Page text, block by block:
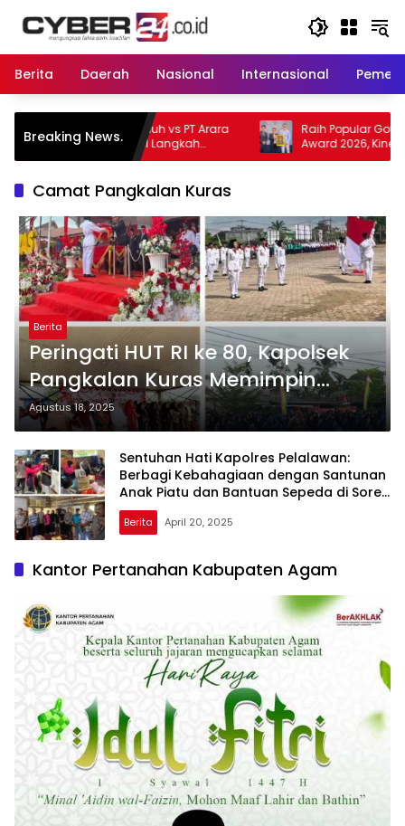
Berita
Daerah Nasional Internasional
Breaking News.
vs PT Arara
Langkah
Raih Popular Government Institutions
Award 2026, Kinerja Komunikasi Publik
Kementerian ATR/BPN Kembali Diakui
Camat Pangkalan Kuras
Berita
Peringati HUT RI ke 80, Kapolsek
Pangkalan Kuras Memimpin
Upacara Pengibaran Bendera
Agustus 18, 2025
Sentuhan Hati Kapolres Pelalawan:
Berbagi Kebahagiaan dengan Santunan
Anak Piatu dan Bantuan Sepeda di Sorek
Satu
Berita April 20, 2025
Kantor Pertanahan Kabupaten Agam